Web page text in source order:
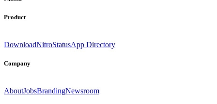
Product
DownloadNitroStatusApp Directory
Company
AboutJobsBrandingNewsroom